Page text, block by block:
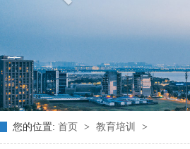
您的位置: 首页 > 教育培训 >